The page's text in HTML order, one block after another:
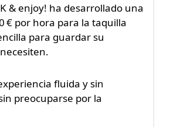
& enjoy! ha desarrollado una
€ por hora para la taquilla
para guardar su
fluida y sin
preocuparse por la